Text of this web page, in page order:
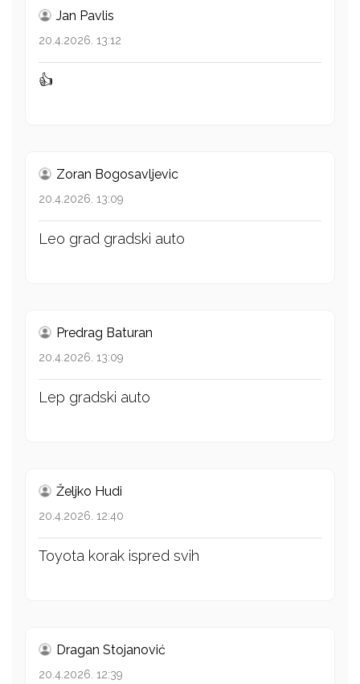
Jan Pavlis
20.4.2026. 13:12
👍
Zoran Bogosavljevic
20.4.2026. 13:09
Leo grad gradski auto
Predrag Baturan
20.4.2026. 13:09
Lep gradski auto
Željko Hudi
20.4.2026. 12:40
Toyota korak ispred svih
Dragan Stojanović
20.4.2026. 12:39